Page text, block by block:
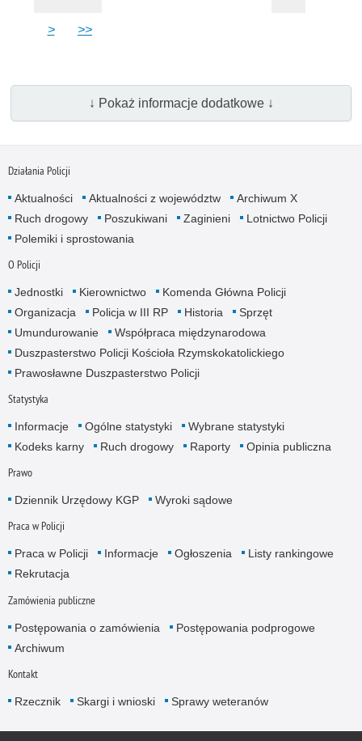
> >>
↓ Pokaż informacje dodatkowe ↓
Działania Policji
Aktualności Aktualności z województw
Archiwum X
Ruch drogowy
Poszukiwani Zaginieni
Lotnictwo Policji
Polemiki i sprostowania
O Policji
Jednostki Kierownictwo
Komenda Główna Policji
Organizacja
Policja w III RP Historia
Sprzęt
Umundurowanie
Współpraca międzynarodowa
Duszpasterstwo Policji Kościoła Rzymskokatolickiego
Prawosławne Duszpasterstwo Policji
Statystyka
Informacje Ogólne statystyki
Wybrane statystyki
Kodeks karny
Ruch drogowy Raporty Opinia publiczna
Prawo
Dziennik Urzędowy KGP Wyroki sądowe
Praca w Policji
Praca w Policji Informacje Ogłoszenia
Listy rankingowe
Rekrutacja
Zamówienia publiczne
Postępowania o zamówienia
Postępowania podprogowe
Archiwum
Kontakt
Rzecznik Skargi i wnioski Sprawy weteranów